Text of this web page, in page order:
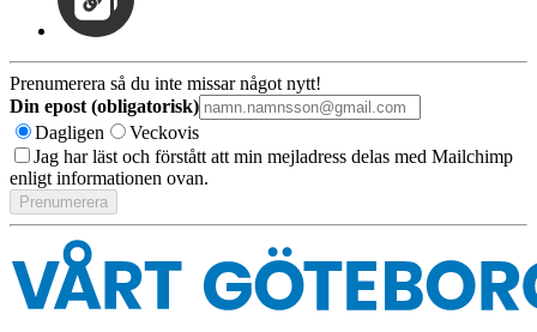
Prenumerera så du inte missar något nytt!
Din epost (obligatorisk)
Dagligen
Veckovis
Jag har läst och förstått att min mejladress delas med Mailchimp
enligt informationen ovan.